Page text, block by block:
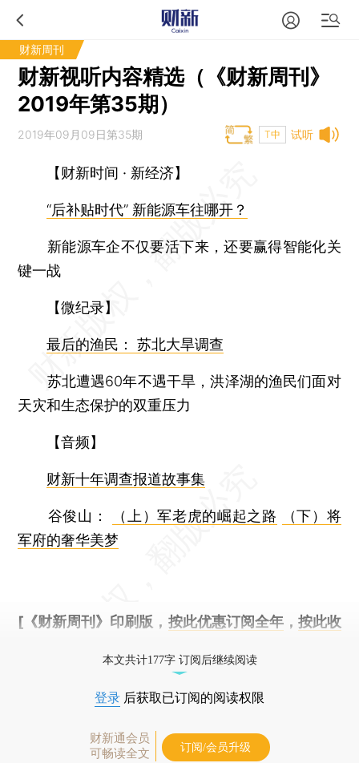
财新周刊
财新视听内容精选（《财新周刊》
2019年第35期）
试听
2019年09月09日第35期 T中
【财新时间 · 新经济】
“后补贴时代” 新能源车往哪开？
新能源车企不仅要活下来，还要赢得智能化关
键一战
【微纪录】
最后的渔民： 苏北大旱调查
苏北遭遇60年不遇干旱，洪泽湖的渔民们面对
天灾和生态保护的双重压力
【音频】
财新十年调查报道故事集
谷俊山： （上）军老虎的崛起之路
（下）将
军府的奢华美梦
[《财新周刊》印刷版， 按此优惠订阅全年， 按此收
本文共计177字 订阅后继续阅读
登录 后获取已订阅的阅读权限
财新通会员
可畅读全文
订阅/会员升级